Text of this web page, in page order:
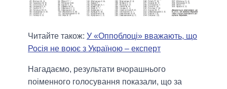
Читайте також: У «Оппоблоці» вважають, що
Росія не воює з Україною – експерт
Нагадаємо, результати вчорашнього
поіменного голосування показали, що за